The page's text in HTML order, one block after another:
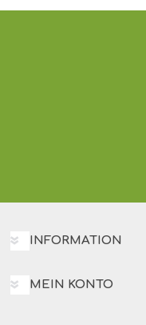
INFORMATION
MEIN KONTO